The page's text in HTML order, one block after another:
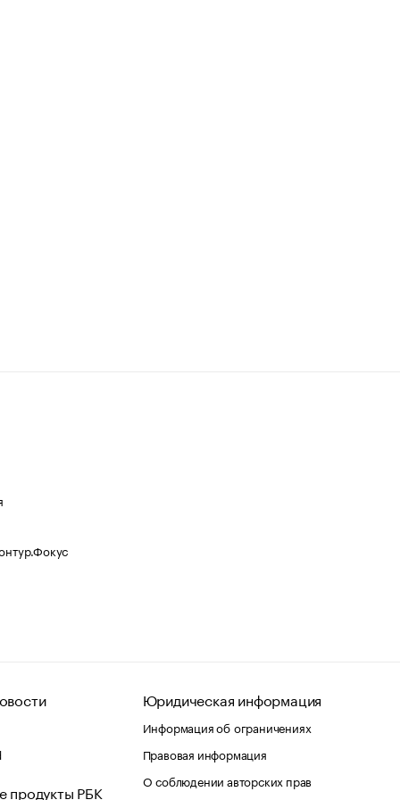
продукты РБК
Юридическая информация
Информация об ограничениях
Правовая информация
О соблюдении авторских прав